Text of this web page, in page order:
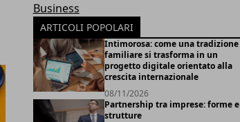
Business
ARTICOLI POPOLARI
Intimorosa: come una tradizione
familiare si trasforma in un
progetto digitale orientato alla
crescita internazionale
08/11/2026
Partnership tra imprese: forme e
strutture